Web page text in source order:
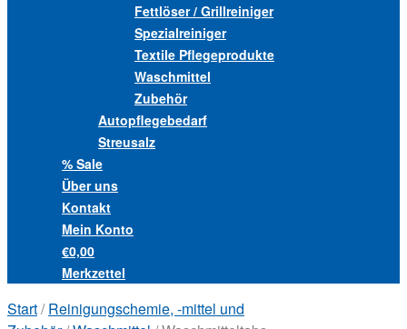
Fettlöser / Grillreiniger
Spezialreiniger
Textile Pflegeprodukte
Waschmittel
Zubehör
Autopflegebedarf
Streusalz
% Sale
Über uns
Kontakt
Mein Konto
€0,00
Merkzettel
Start/Reinigungschemie, -mittel und